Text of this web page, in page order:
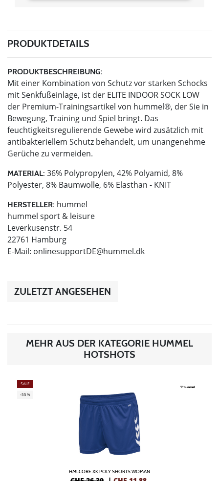
PRODUKTDETAILS
PRODUKTBESCHREIBUNG:
Mit einer Kombination von Schutz vor starken Schocks
mit Senkfußeinlage, ist der ELITE INDOOR SOCK LOW
der Premium-Trainingsartikel von hummel®, der Sie in
Bewegung, Training und Spiel bringt. Das
feuchtigkeitsregulierende Gewebe wird zusätzlich mit
antibakteriellem Schutz behandelt, um unangenehme
Gerüche zu vermeiden.
MATERIAL: 36% Polypropylen, 42% Polyamid, 8%
Polyester, 8% Baumwolle, 6% Elasthan - KNIT
HERSTELLER: hummel
hummel sport & leisure
Leverkusenstr. 54
22761 Hamburg
E-Mail: onlinesupportDE@hummel.dk
ZULETZT ANGESEHEN
MEHR AUS DER KATEGORIE HUMMEL
HOTSHOTS
SALE
-55%
HMLCORE XK POLY SHORTS WOMAN